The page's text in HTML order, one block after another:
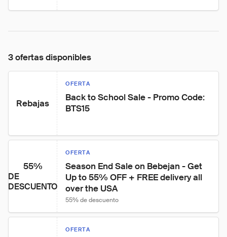
3 ofertas disponibles
Rebajas
OFERTA
Back to School Sale - Promo Code:
BTS15
55%
DE
DESCUENTO
OFERTA
Season End Sale on Bebejan - Get
Up to 55% OFF + FREE delivery all
over the USA
55% de descuento
OFERTA